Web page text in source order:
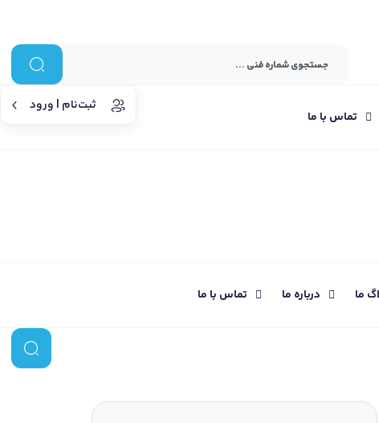
ثبت‌نام | ورود
تماس با ما
ما درباره ما تماس با ما